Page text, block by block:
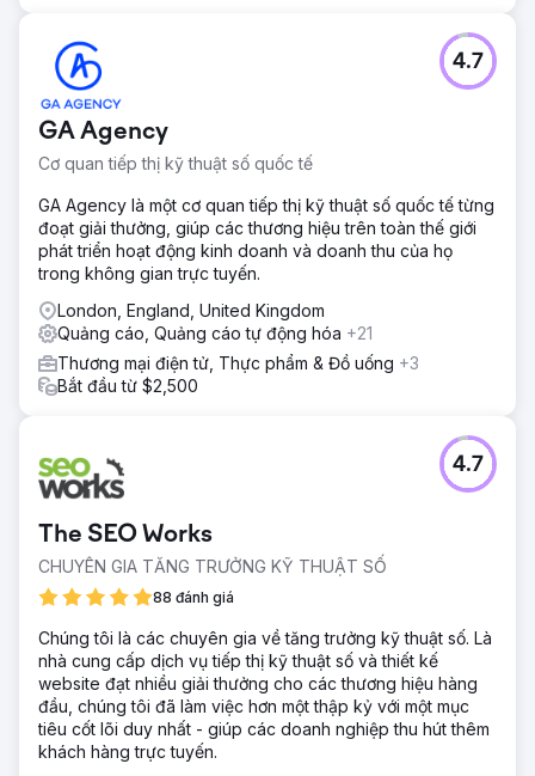
GA Agency
Cơ quan tiếp thị kỹ thuật số quốc tế
4.7
GA Agency là một cơ quan tiếp thị kỹ thuật số quốc tế từng
đoạt giải thưởng, giúp các thương hiệu trên toàn thế giới
phát triển hoạt động kinh doanh và doanh thu của họ
trong không gian trực tuyến.
London, England, United Kingdom
Quảng cáo, Quảng cáo tự động hóa +21
Thương mại điện tử, Thực phẩm & Đồ uống +3
Bắt đầu từ $2,500
The SEO Works
CHUYÊN GIA TĂNG TRƯỞNG KỸ THUẬT SỐ
88 đánh giá
4.7
Chúng tôi là các chuyên gia về tăng trưởng kỹ thuật số. Là
nhà cung cấp dịch vụ tiếp thị kỹ thuật số và thiết kế
website đạt nhiều giải thưởng cho các thương hiệu hàng
đầu, chúng tôi đã làm việc hơn một thập kỷ với một mục
tiêu cốt lõi duy nhất - giúp các doanh nghiệp thu hút thêm
khách hàng trực tuyến.